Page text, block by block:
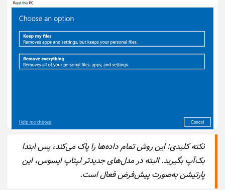
نکته کلیدی:این روش تمام داده‌ها را پاک می‌کند، پس ابتدا
بک‌آپ بگیرید. البته در مدل‌های جدیدتر لپتاپ ایسوس، این
پارتیشن به‌صورت پیش‌فرض فعال است.